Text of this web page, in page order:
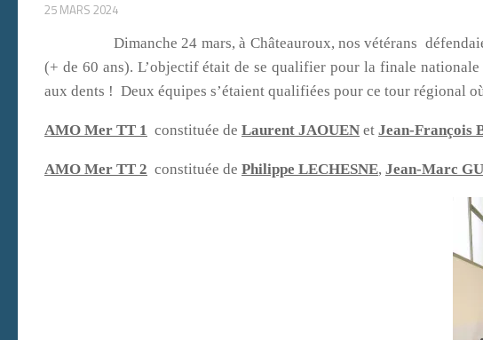
25 MARS 2024
Dimanche 24 mars, à Châteauroux, nos vétérans défendaient
(+ de 60 ans). L’objectif était de se qualifier pour la finale
aux dents ! Deux équipes s’étaient qualifiées pour ce tour régional
AMO Mer TT 1 constituée de Laurent JAOUEN et Jean-François
AMO Mer TT 2 constituée de Philippe LECHESNE, Jean-Marc